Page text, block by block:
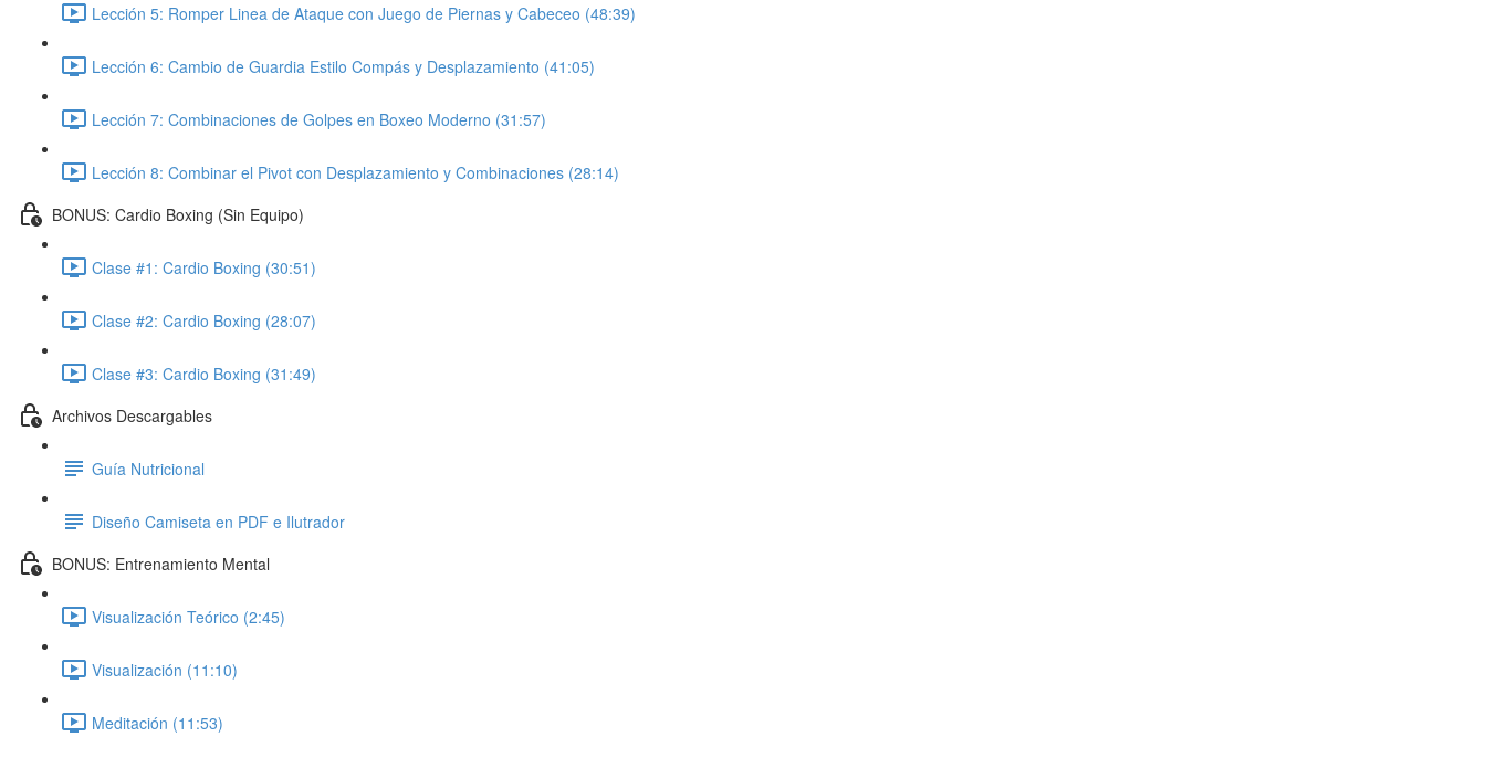
Lección 5: Romper Linea de Ataque con Juego de Piernas y Cabeceo (48:39)
Lección 6: Cambio de Guardia Estilo Compás y Desplazamiento (41:05)
Lección 7: Combinaciones de Golpes en Boxeo Moderno (31:57)
Lección 8: Combinar el Pivot con Desplazamiento y Combinaciones (28:14)
BONUS: Cardio Boxing (Sin Equipo)
Clase #1: Cardio Boxing (30:51)
Clase #2: Cardio Boxing (28:07)
Clase #3: Cardio Boxing (31:49)
Archivos Descargables
Guía Nutricional
Diseño Camiseta en PDF e Ilutrador
BONUS: Entrenamiento Mental
Visualización Teórico (2:45)
Visualización (11:10)
Meditación (11:53)